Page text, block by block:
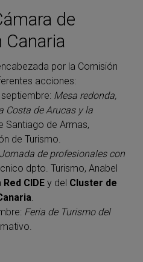
de
Canaria
por la Comisión
acciones:
Mesa redonda,
Costa de Arucas y la
Santiago de Armas,
de Turismo.
Jornada de profesionales con
dpto. Turismo, Anabel
Red CIDE y del Cluster de
.
Feria de Turismo del